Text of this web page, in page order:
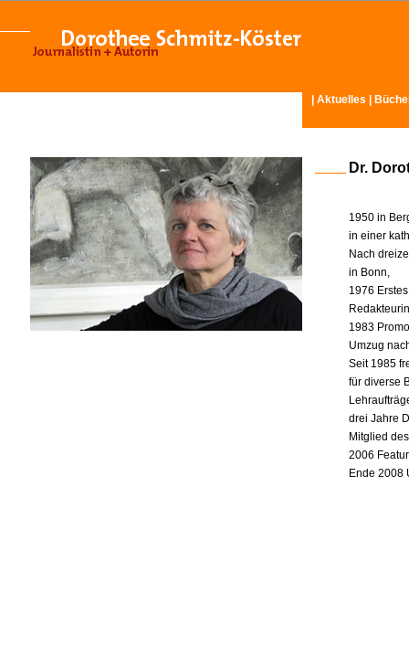
Aktuelles
Dr.
1950 in
in einer
Nach
in Bonn,
1976
1983
Umzug
Seit 1985
für diverse
drei Jahre
Mitglied
2006
Ende 2008